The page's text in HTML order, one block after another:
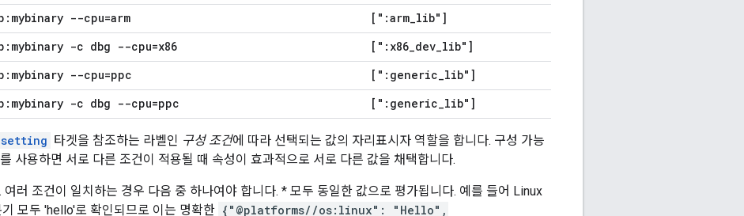
--cpu=arm [":arm_lib"]
-c dbg --cpu=x86 [":x86_dev_lib"]
--cpu=ppc [":generic_lib"]
-c dbg --cpu=ppc [":generic_lib"]
타겟을 참조하는 라벨인 구성 조건에 따라 선택되는 값의 자리표시자 역할을 합니다. 구성 가능
를 사용하면 서로 다른 조건이 적용될 때 속성이 효과적으로 서로 다른 값을 채택합니다.
여러 조건이 일치하는 경우 다음 중 하나여야 합니다. * 모두 동일한 값으로 평가됩니다. 예를 들어 Linux
모두 'hello'로 확인되므로 이는 명확한 {"@platforms//os:linux": "Hello",